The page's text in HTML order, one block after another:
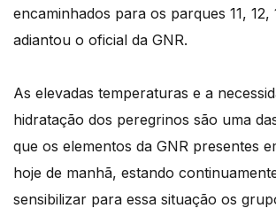
encaminhados para os parques 11, 12,
adiantou o oficial da GNR.
As elevadas temperaturas e a
hidratação dos peregrinos são uma
que os elementos da GNR presentes
hoje de manhã, estando
sensibilizar para essa situação os